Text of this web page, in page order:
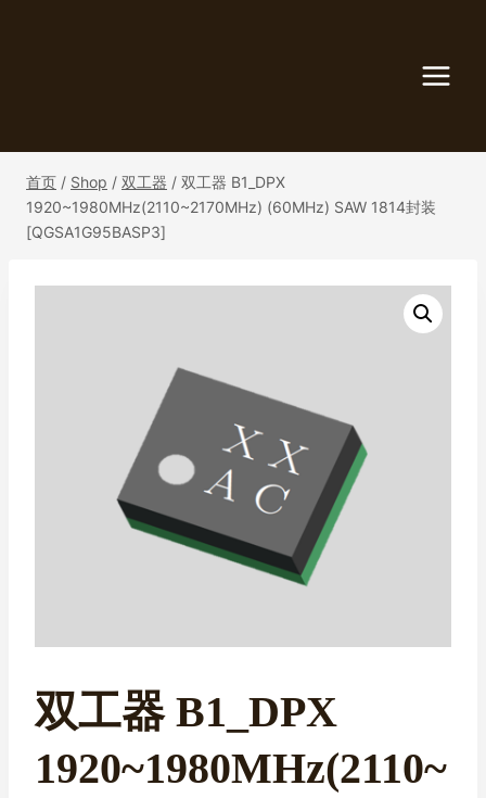
首页 / Shop / 双工器 / 双工器 B1_DPX
1920~1980MHz(2110~2170MHz) (60MHz) SAW 1814封装
[QGSA1G95BASP3]
双工器 B1_DPX
1920~1980MHz(2110~